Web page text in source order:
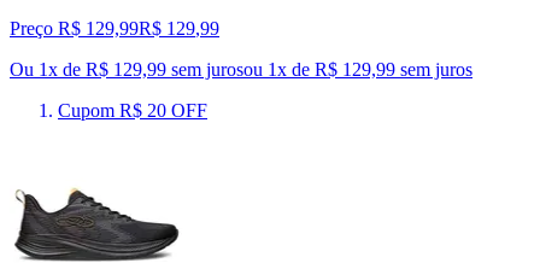
Preço R$ 129,99R$ 129,99
Ou 1x de R$ 129,99 sem jurosou 1x de R$ 129,99 sem juros
Cupom R$ 20 OFF